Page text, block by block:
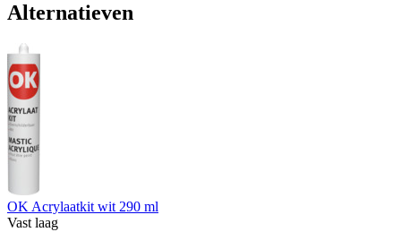
Alternatieven
OK Acrylaatkit wit 290 ml
Vast laag